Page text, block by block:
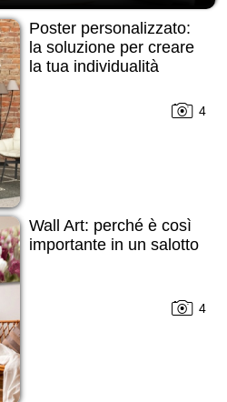
Poster personalizzato:
la soluzione per creare
la tua individualità
4
Wall Art: perché è così
importante in un salotto
4